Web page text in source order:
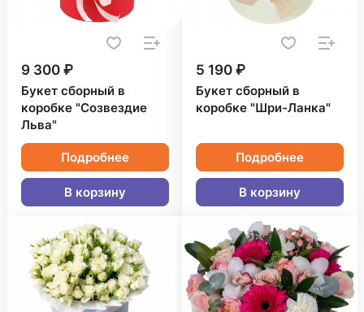
9 300 ₽
Букет сборный в
коробке "Созвездие
Льва"
Подробнее
В корзину
5 190 ₽
Букет сборный в
коробке "Шри-Ланка"
Подробнее
В корзину